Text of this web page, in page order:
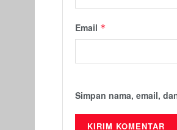
Email *
Simpan nama, email,